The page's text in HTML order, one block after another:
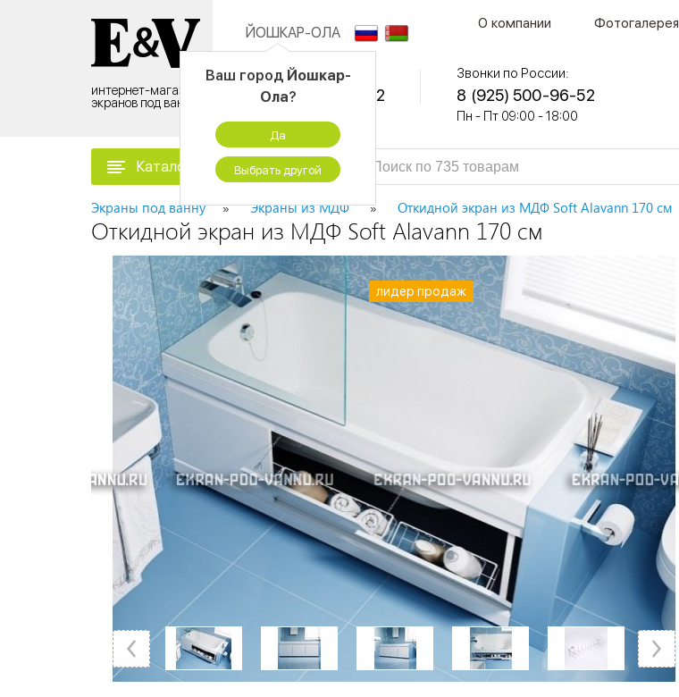
интернет-магазин
экранов под ванну
ЙОШКАР-ОЛА
Ваш город Йошкар-
Ола?
Да
Выбрать другой
О компании Фотогалерея
Контактный центр:
8 (495) 500-96-52
Звонки по России:
8 (925) 500-96-52
Пн - Пт 09:00 - 18:00
Каталог товаров
Экраны под ванну Экраны из МДФ Откидной экран из МДФ Soft Alavann 170 см
Откидной экран из МДФ Soft Alavann 170 см
лидер продаж
лидер продаж
лидер продаж
лидер продаж
лидер продаж
лидер продаж